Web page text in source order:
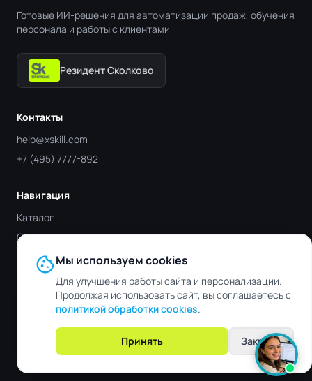
Готовые ИИ-решения для автоматизации продаж, обучения
персонала и работы с клиентами
Резидент Сколково
Контакты
help@xskill.com
+7 (495) 7777-892
Навигация
Каталог
Отрасли
Блог
Контакты
© 2019 - 2026 XSKILL. Все права защищены.
Файлы
Пользовательское
соглашение
cookieМы используем cookies
Для улучшения работы сайта и персонализации.
Продолжая использовать сайт, вы соглашаетесь с
политикой обработки cookies.
Принять Закрыть